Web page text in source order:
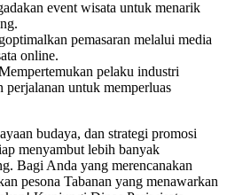
event wisata untuk menarik
pemasaran melalui media
online.
pelaku industri
perjalanan untuk memperluas
budaya, dan strategi promosi
menyambut lebih banyak
Bagi Anda yang merencanakan
pesona Tabanan yang menawarkan